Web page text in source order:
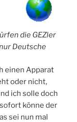
die GEZler
Deutsche
einen Apparat
oder nicht,
ich solle doch
könne der
sei nun mal